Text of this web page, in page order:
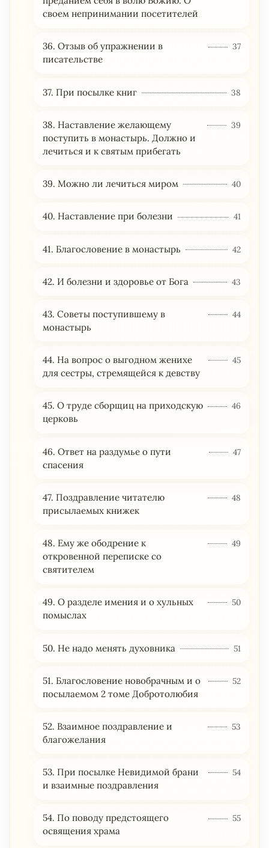
своем непринимании посетителей
36. Отзыв об упражнении в
писательстве
37
37. При посылке книг 38
38. Наставление желающему
поступить в монастырь. Должно и
лечиться и к святым прибегать
39
39. Можно ли лечиться миром 40
40. Наставление при болезни 41
41. Благословение в монастырь 42
42. И болезни и здоровье от Бога 43
43. Советы поступившему в
монастырь
44
44. На вопрос о выгодном женихе
для сестры, стремящейся к девству
45
45. О труде сборщиц на приходскую
церковь
46
46. Ответ на раздумье о пути
спасения
47
47. Поздравление читателю
присылаемых книжек
48
48. Ему же ободрение к
откровенной переписке со
святителем
49
49. О разделе имения и о хульных
помыслах
50
50. Не надо менять духовника 51
51. Благословение новобрачным и о
посылаемом 2 томе Добротолюбия
52
52. Взаимное поздравление и
благожелания
53
53. При посылке Невидимой брани
и взаимные поздравления
54
54. По поводу предстоящего
освящения храма
55